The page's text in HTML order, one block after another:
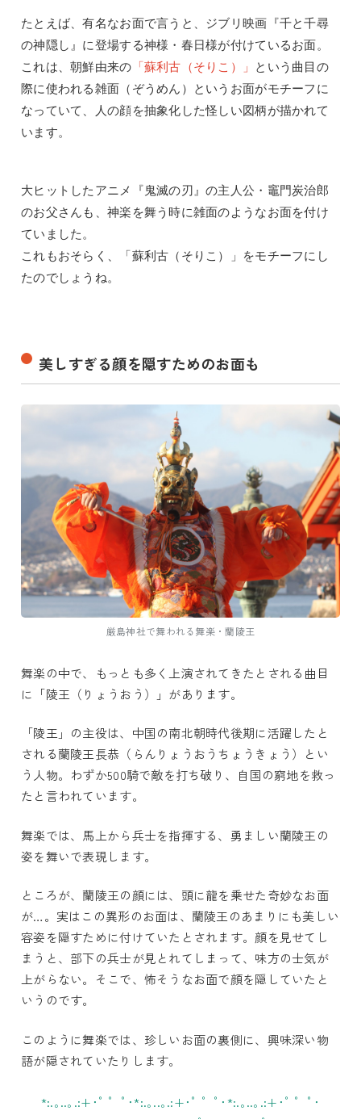
たとえば、有名なお面で言うと、ジブリ映画『千と千尋
の神隠し』に登場する神様・春日様が付けているお面。
これは、朝鮮由来の 「蘇利古（そりこ）」 という曲目の
際に使われる雑面（ぞうめん）というお面がモチーフに
なっていて、人の顔を抽象化した怪しい図柄が描かれて
います。
大ヒットしたアニメ『鬼滅の刃』の主人公・竈門炭治郎
のお父さんも、神楽を舞う時に雑面のようなお面を付け
ていました。
これもおそらく、「蘇利古（そりこ）」をモチーフにし
たのでしょうね。
美しすぎる顔を隠すためのお面も
厳島神社で舞われる舞楽・蘭陵王
舞楽の中で、もっとも多く上演されてきたとされる曲目
に「陵王（りょうおう）」があります。
「陵王」の主役は、中国の南北朝時代後期に活躍したと
される蘭陵王長恭（らんりょうおうちょうきょう）とい
う人物。わずか500騎で敵を打ち破り、自国の窮地を救っ
たと言われています。
舞楽では、馬上から兵士を指揮する、勇ましい蘭陵王の
姿を舞いで表現します。
ところが、蘭陵王の顔には、頭に龍を乗せた奇妙なお面
が…。実はこの異形のお面は、蘭陵王のあまりにも美しい
容姿を隠すために付けていたとされます。顔を見せてし
まうと、部下の兵士が見とれてしまって、味方の士気が
上がらない。そこで、怖そうなお面で顔を隠していたと
いうのです。
このように舞楽では、珍しいお面の裏側に、興味深い物
語が隠されていたりします。
*:.｡..｡.:+･ﾟ ゜ﾟ･*:.｡..｡.:+･ﾟ ゜ﾟ･*:.｡..｡.:+･ﾟ ゜ﾟ･